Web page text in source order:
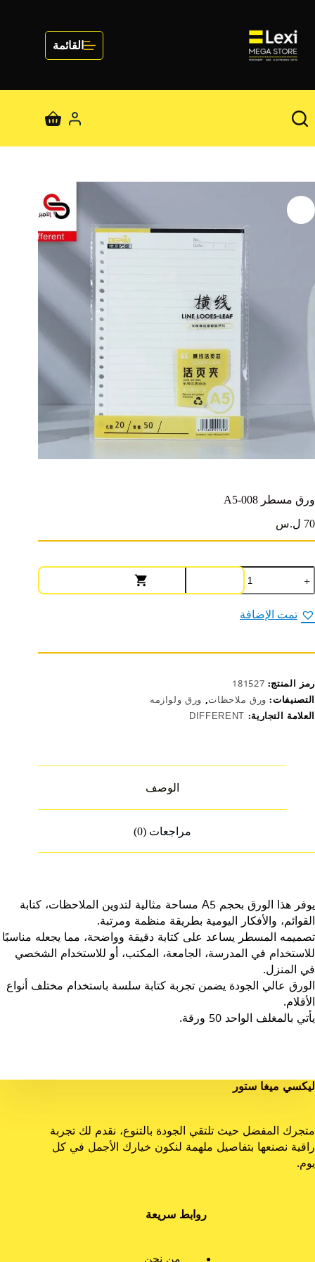
المحتوى
القائمة
عربة
ورق مسطر A5-008
70 ل.س
كمية
ورق
مسطر
A5-
008
تمت الإضافة
رمز المنتج: 181527
التصنيفات: ورق ملاحظات, ورق ولوازمه
العلامة التجارية: DIFFERENT
الوصف
مراجعات (0)
يوفر هذا الورق بحجم A5 مساحة مثالية لتدوين الملاحظات، كتابة
القوائم، والأفكار اليومية بطريقة منظمة ومرتبة.
تصميمه المسطر يساعد على كتابة دقيقة وواضحة، مما يجعله مناسبًا
للاستخدام في المدرسة، الجامعة، المكتب، أو للاستخدام الشخصي
في المنزل.
الورق عالي الجودة يضمن تجربة كتابة سلسة باستخدام مختلف أنواع
الأقلام.
يأتي بالمغلف الواحد 50 ورقة.
ليكسي ميغا ستور
متجرك المفضل حيث تلتقي الجودة بالتنوع، نقدم لك تجربة
راقية نصنعها بتفاصيل ملهمة لنكون خيارك الأجمل في كل
يوم.
روابط سريعة